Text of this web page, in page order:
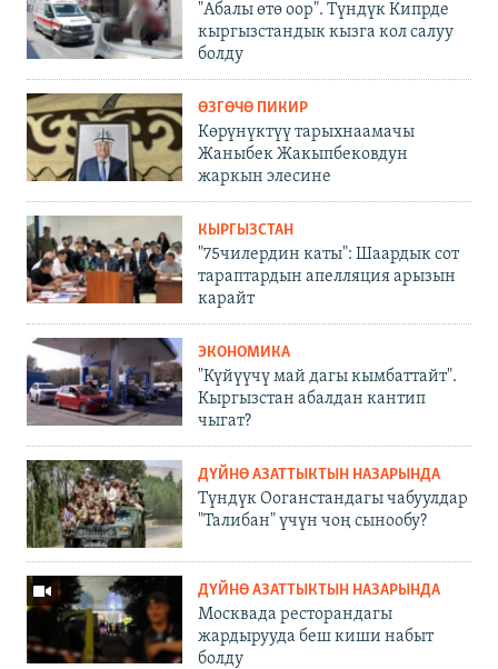
"Абалы өтө оор". Түндүк Кипрде
кыргызстандык кызга кол салуу
болду
ӨЗГӨЧӨ ПИКИР
Көрүнүктүү тарыхнаамачы
Жаныбек Жакыпбековдун
жаркын элесине
КЫРГЫЗСТАН
"75чилердин каты": Шаардык сот
тараптардын апелляция арызын
карайт
ЭКОНОМИКА
"Күйүүчү май дагы кымбаттайт".
Кыргызстан абалдан кантип
чыгат?
ДҮЙНӨ АЗАТТЫКТЫН НАЗАРЫНДА
Түндүк Ооганстандагы чабуулдар
"Талибан" үчүн чоң сынообу?
ДҮЙНӨ АЗАТТЫКТЫН НАЗАРЫНДА
Москвада ресторандагы
жардырууда беш киши набыт
болду